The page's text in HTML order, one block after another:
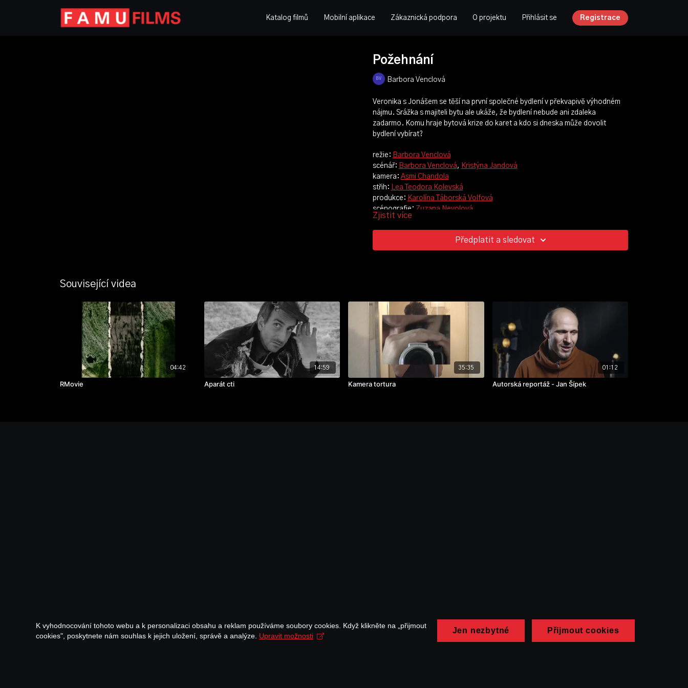
Katalog filmů Mobilní aplikace Zákaznická podpora O projektu Přihlásit se Registrace
Požehnání
Barbora Venclová
Veronika s Jonášem se těší na první společné bydlení v překvapivě výhodném
nájmu. Srážka s majiteli bytu ale ukáže, že bydlení nebude ani zdaleka
zadarmo. Komu hraje bytová krize do karet a kdo si dneska může dovolit
bydlení vybírat?
režie: Barbora Venclová
scénář: Barbora Venclová, Kristýna Jandová
kamera: Asmi Chandola
střih: Lea Teodora Kolevská
produkce: Karolína Táborská Volfová
scénografie: Zuzana Nevolová
zvuk: Samuel Ackah
hraji: Hana Šimková, Michal Pazderka, Marie Švestková, Jan Teplý ml.
ročník: 3.
Zjistit více
Předplatit a sledovat
Související videa
04:42
RMovie
14:59
Aparát cti
35:35
Kamera tortura
01:12
Autorská reportáž - Jan Šípek
K vyhodnocování tohoto webu a k personalizaci obsahu a reklam používáme soubory cookies. Když klikněte na „přijmout
cookies", poskytnete nám souhlas k jejich uložení, správě a analýze. Upravit možnosti
Jen nezbytné Přijmout cookies